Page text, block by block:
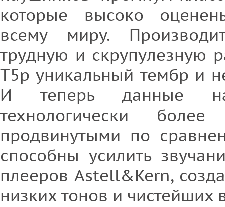
которые высоко
всему миру.
трудную и скрупулезную
T5p уникальный тембр и
И теперь данные
технологически
продвинутыми по
способны усилить
плееров Astell&Kern,
низких тонов и чистейших